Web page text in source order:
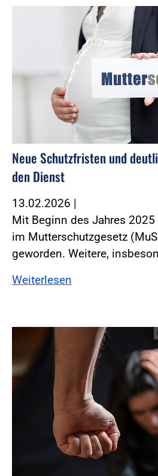
Neue Schutzfristen und
den Dienst
13.02.2026 |
Mit Beginn des Jahres
im Mutterschutzgesetz
geworden. ­Weitere,
Weiterlesen